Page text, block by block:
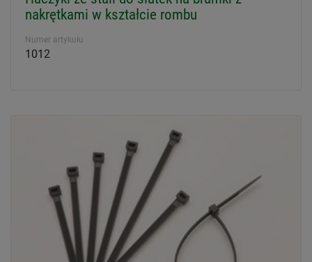
nakrętkami w kształcie rombu
Numer artykułu
1012